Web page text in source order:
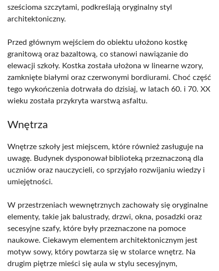
sześcioma szczytami, podkreślają oryginalny styl
architektoniczny.
Przed głównym wejściem do obiektu ułożono kostkę
granitową oraz bazaltową, co stanowi nawiązanie do
elewacji szkoły. Kostka została ułożona w linearne wzory,
zamknięte białymi oraz czerwonymi bordiurami. Choć część
tego wykończenia dotrwała do dzisiaj, w latach 60. i 70. XX
wieku została przykryta warstwą asfaltu.
Wnętrza
Wnętrze szkoły jest miejscem, które również zasługuje na
uwagę. Budynek dysponował biblioteką przeznaczoną dla
uczniów oraz nauczycieli, co sprzyjało rozwijaniu wiedzy i
umiejętności.
W przestrzeniach wewnętrznych zachowały się oryginalne
elementy, takie jak balustrady, drzwi, okna, posadzki oraz
secesyjne szafy, które były przeznaczone na pomoce
naukowe. Ciekawym elementem architektonicznym jest
motyw sowy, który powtarza się w stolarce wnętrz. Na
drugim piętrze mieści się aula w stylu secesyjnym,